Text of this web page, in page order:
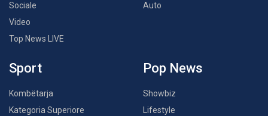
Sociale
Video
Top News LIVE
Auto
Sport
Kombëtarja
Kategoria Superiore
Pop News
Showbiz
Lifestyle